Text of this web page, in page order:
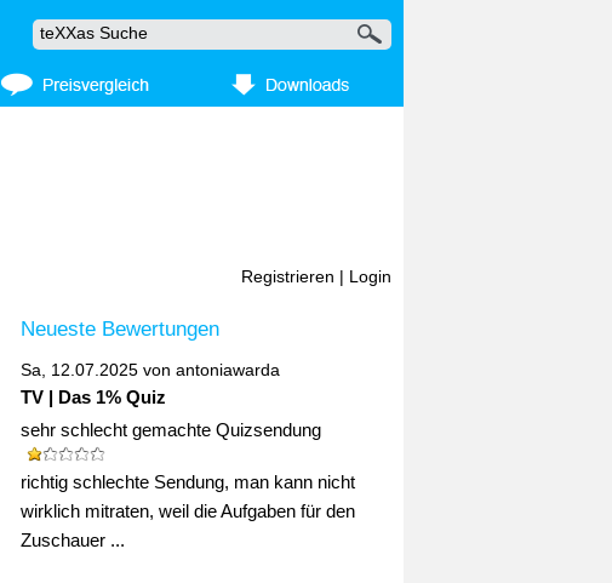
Registrieren Login
Neueste Bewertungen
Sa, 12.07.2025 von antoniawarda
TV | Das 1% Quiz
sehr schlecht gemachte Quizsendung
richtig schlechte Sendung, man kann nicht
wirklich mitraten, weil die Aufgaben für den
Zuschauer ...